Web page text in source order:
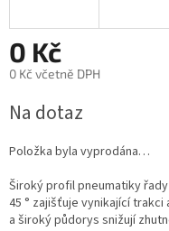
0 Kč
0 Kč včetně DPH
cena:
Na dotaz
Položka byla vyprodána…
Široký profil pneumatiky
45 ° zajišťuje vynikající
a široký půdorys snižují